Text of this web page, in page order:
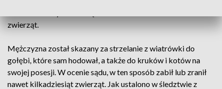
zwierząt.
Mężczyzna został skazany za strzelanie z wiatrówki do
gołębi, które sam hodował, a także do kruków i kotów na
swojej posesji. W ocenie sądu, w ten sposób zabił lub zranił
nawet kilkadziesiąt zwierząt. Jak ustalono w śledztwie z